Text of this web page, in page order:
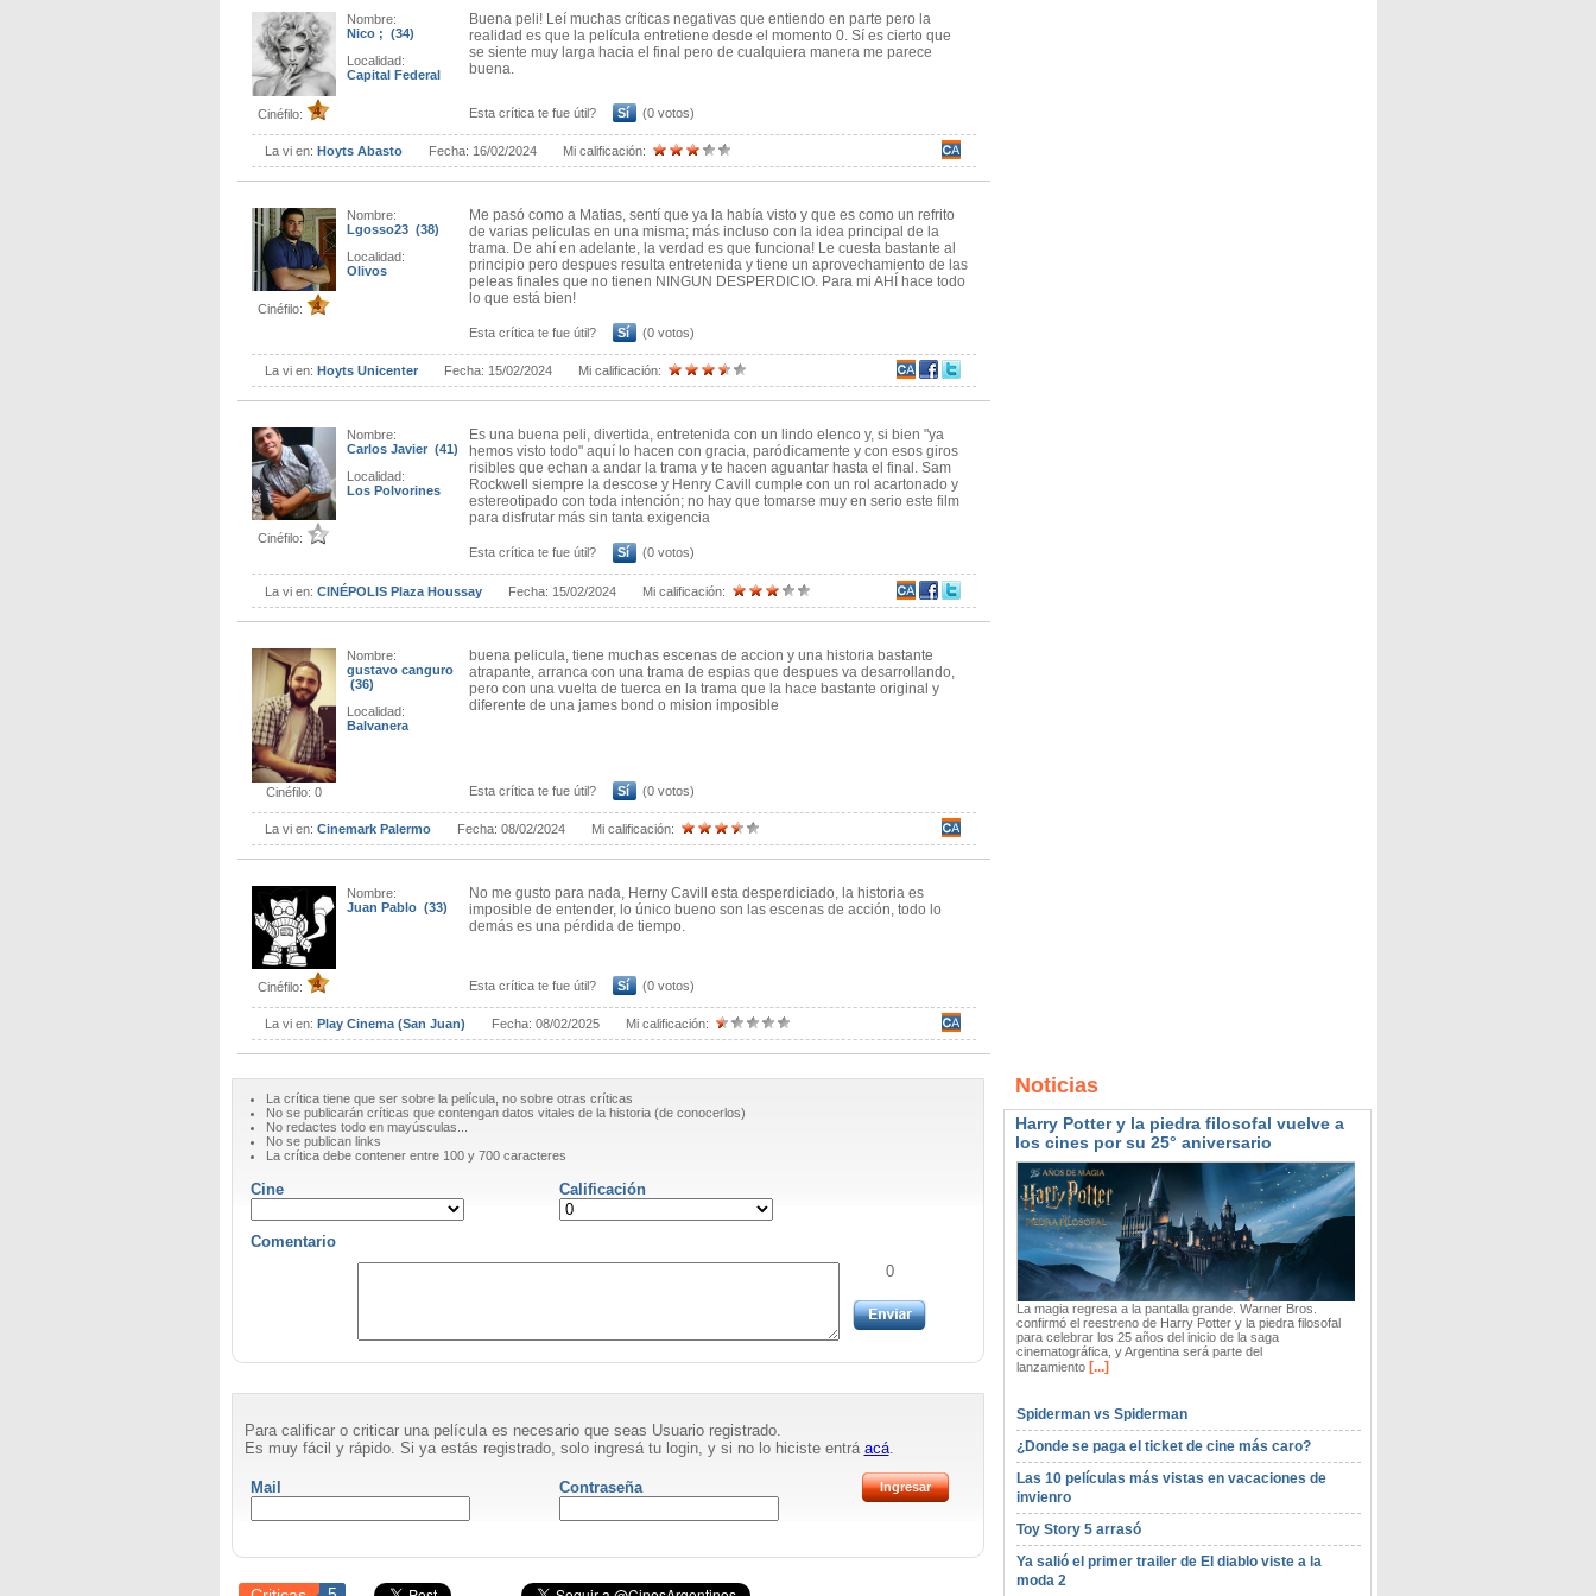
Cinéfilo:
Nombre:
Nico ; (34)
Localidad:
Capital Federal
Buena peli! Leí muchas críticas negativas que entiendo en parte pero la
realidad es que la película entretiene desde el momento 0. Sí es cierto que
se siente muy larga hacia el final pero de cualquiera manera me parece
buena.
Esta crítica te fue útil? Sí (0 votos)
La vi en:Hoyts Abasto Fecha: 16/02/2024 Mi calificación:
Cinéfilo:
Nombre:
Lgosso23 (38)
Localidad:
Olivos
Me pasó como a Matias, sentí que ya la había visto y que es como un refrito
de varias peliculas en una misma; más incluso con la idea principal de la
trama. De ahí en adelante, la verdad es que funciona! Le cuesta bastante al
principio pero despues resulta entretenida y tiene un aprovechamiento de las
peleas finales que no tienen NINGUN DESPERDICIO. Para mi AHÍ hace todo
lo que está bien!
Esta crítica te fue útil? Sí (0 votos)
La vi en: Hoyts Unicenter Fecha: 15/02/2024 Mi calificación:
Cinéfilo:
Nombre:
Carlos Javier (41)
Localidad:
Los Polvorines
Es una buena peli, divertida, entretenida con un lindo elenco y, si bien "ya
hemos visto todo" aquí lo hacen con gracia, paródicamente y con esos giros
risibles que echan a andar la trama y te hacen aguantar hasta el final. Sam
Rockwell siempre la descose y Henry Cavill cumple con un rol acartonado y
estereotipado con toda intención; no hay que tomarse muy en serio este film
para disfrutar más sin tanta exigencia
Esta crítica te fue útil? Sí (0 votos)
La vi en:CINÉPOLIS Plaza Houssay Fecha: 15/02/2024 Mi calificación:
Cinéfilo: 0
Nombre:
gustavo canguro
(36)
Localidad:
Balvanera
buena pelicula, tiene muchas escenas de accion y una historia bastante
atrapante, arranca con una trama de espias que despues va desarrollando,
pero con una vuelta de tuerca en la trama que la hace bastante original y
diferente de una james bond o mision imposible
Esta crítica te fue útil? Sí (0 votos)
La vi en:Cinemark Palermo Fecha:08/02/2024 Mi calificación:
Cinéfilo:
Nombre:
Juan Pablo (33)
No me gusto para nada, Herny Cavill esta desperdiciado, la historia es
imposible de entender, lo único bueno son las escenas de acción, todo lo
demás es una pérdida de tiempo.
Esta crítica te fue útil? Sí (0 votos)
La vi en:Play Cinema (San Juan) Fecha:08/02/2025 Mi calificación:
La crítica tiene que ser sobre la película, no sobre otras críticas
No se publicarán críticas que contengan datos vitales de la historia (de conocerlos)
No redactes todo en mayúsculas...
No se publican links
La crítica debe contener entre 100 y 700 caracteres
Cine Calificación
Comentario
0
Para calificar o criticar una película es necesario que seas Usuario registrado.
Es muy fácil y rápido. Si ya estás registrado, solo ingresá tu login, y si no lo hiciste entrá acá.
Mail Contraseña
Noticias
Harry Potter y la piedra filosofal vuelve a
los cines por su 25° aniversario
La magia regresa a la pantalla grande. Warner Bros.
confirmó el reestreno de Harry Potter y la piedra filosofal
para celebrar los 25 años del inicio de la saga
cinematográfica, y Argentina será parte del
lanzamiento[...]
Spiderman vs Spiderman
¿Donde se paga el ticket de cine más caro?
Las 10 películas más vistas en vacaciones de
invienro
Toy Story 5 arrasó
Ya salió el primer trailer de El diablo viste a la
moda 2